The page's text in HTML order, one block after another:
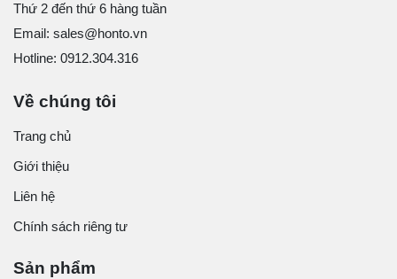
Thứ 2 đến thứ 6 hàng tuần
Email: sales@honto.vn
Hotline: 0912.304.316
Về chúng tôi
Trang chủ
Giới thiệu
Liên hệ
Chính sách riêng tư
Sản phẩm